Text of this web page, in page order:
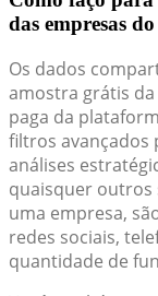
das empresas
Os dados
amostra grátis
paga da
filtros avançados
análises
quaisquer outros
uma empresa,
redes sociais,
quantidade de